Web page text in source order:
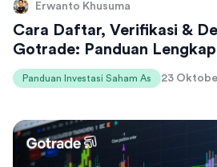
Erwanto Khusuma
Cara Daftar, Verifikasi &
Gotrade: Panduan Lengkap
Panduan Investasi Saham As 23